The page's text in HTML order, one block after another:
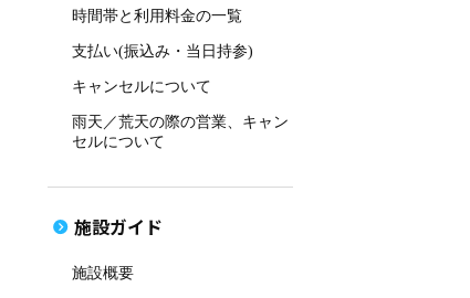
時間帯と利用料金の一覧
支払い(振込み・当日持参)
キャンセルについて
雨天／荒天の際の営業、キャン
セルについて
施設ガイド
施設概要